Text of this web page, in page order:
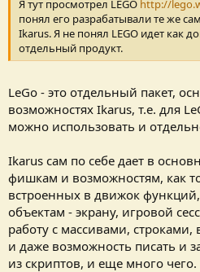
Я тут просмотрел LEGO http://
понял его разрабатывали те же
Ikarus. Я не понял LEGO идет как
отдельный продукт.
LeGo - это отдельный пакет,
возможностях Ikarus, т.е. для
можно использовать и
Ikarus сам по себе дает в
фишкам и возможностям, как
встроенных в движок
объектам - экрану, игровой
работу с массивами,
и даже возможность писать и
из скриптов, и еще много чего.